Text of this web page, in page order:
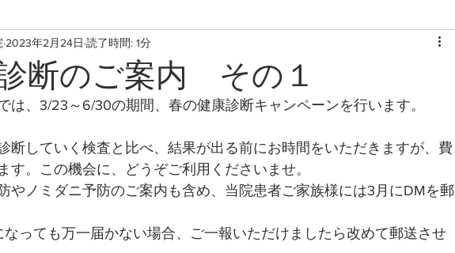
断のご案内 その１
2023年2月24日 読了時間: 1分
は、3/23～6/30の期間、春の健康診断キャンペーンを行います。
断していく検査と比べ、結果が出る前にお時間をいただきますが、費
す。この機会に、どうぞご利用くださいませ。
やノミダニ予防のご案内も含め、当院患者ご家族様には3月にDMを郵
っても万一届かない場合、ご一報いただけましたら改めて郵送させ